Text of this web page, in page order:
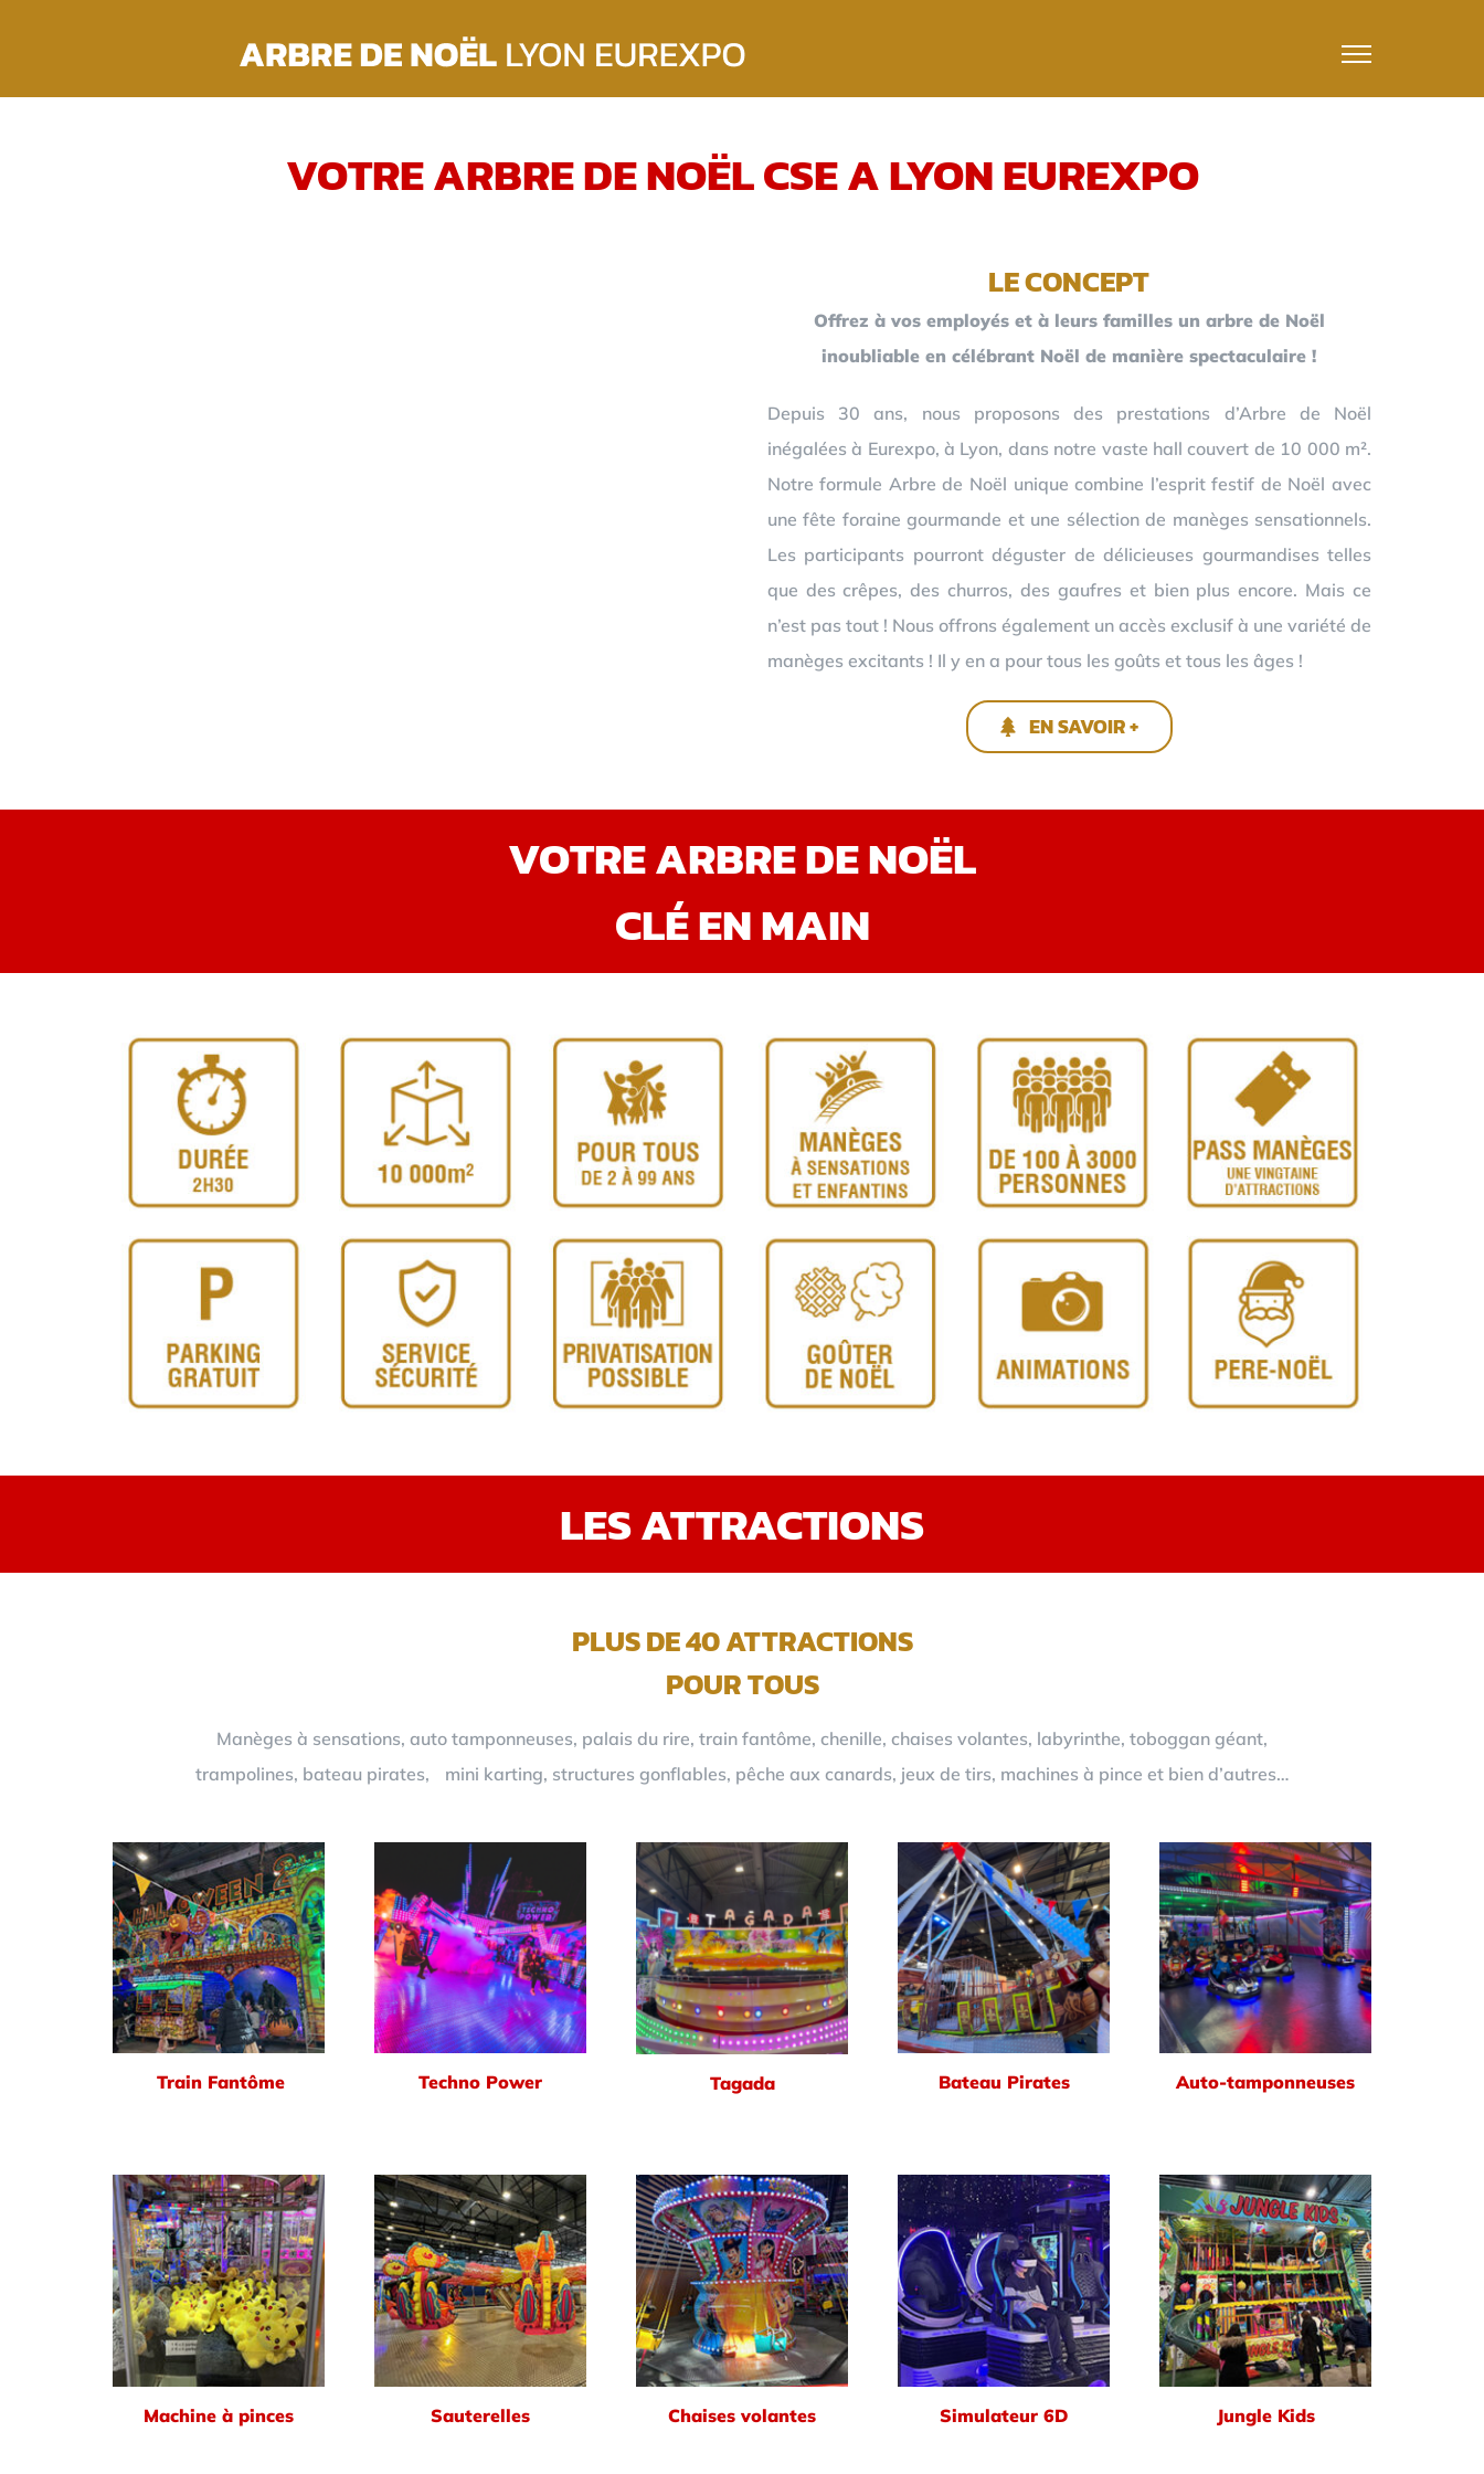
VOTRE ARBRE DE NOËL CSE A LYON EUREXPO
LE CONCEPT
Offrez à vos employés et à leurs familles un arbre de Noël
inoubliable en célébrant Noël de manière spectaculaire !
Depuis 30 ans, nous proposons des prestations d’Arbre de Noël
inégalées à Eurexpo, à Lyon, dans notre vaste hall couvert de 10 000 m².
Notre formule Arbre de Noël unique combine l’esprit festif de Noël avec
une fête foraine gourmande et une sélection de manèges sensationnels.
Les participants pourront déguster de délicieuses gourmandises telles
que des crêpes, des churros, des gaufres et bien plus encore. Mais ce
n’est pas tout ! Nous offrons également un accès exclusif à une variété de
manèges excitants ! Il y en a pour tous les goûts et tous les âges !
EN SAVOIR +
VOTRE ARBRE DE NOËL
CLÉ EN MAIN
LES ATTRACTIONS
PLUS DE 40 ATTRACTIONS
POUR TOUS
Manèges à sensations, auto tamponneuses, palais du rire, train fantôme, chenille, chaises volantes, labyrinthe, toboggan géant,
trampolines, bateau pirates, mini karting, structures gonflables, pêche aux canards, jeux de tirs, machines à pince et bien d’autres…
Train Fantôme Techno Power Tagada Bateau Pirates Auto-tamponneuses
Machine à pinces Sauterelles Chaises volantes Simulateur 6D Jungle Kids